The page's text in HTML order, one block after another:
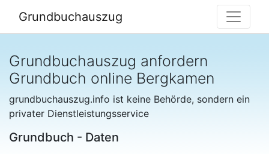
Grundbuchauszug
Grundbuchauszug anfordern
Grundbuch online Bergkamen
grundbuchauszug.info ist keine Behörde, sondern ein
privater Dienstleistungsservice
Grundbuch - Daten